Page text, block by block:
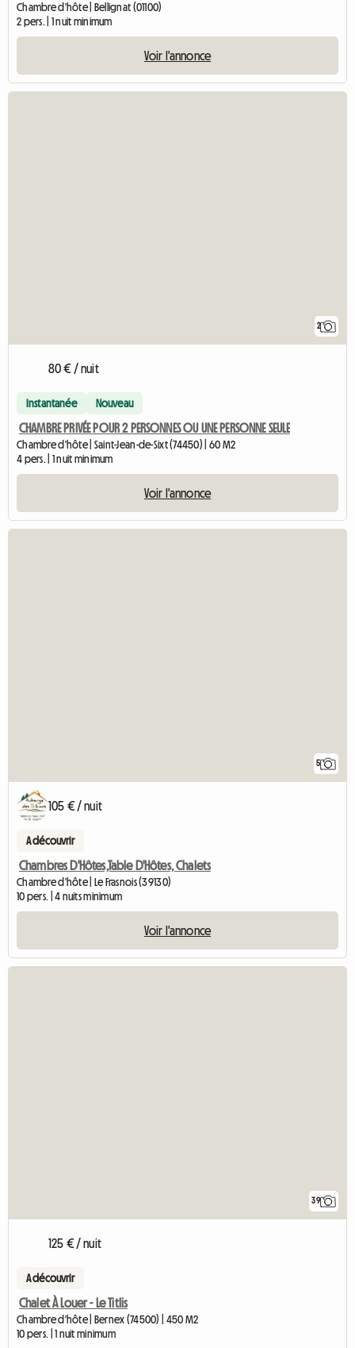
Chambre d'hôte | Bellignat (01100)
2 pers. | 1 nuit minimum
Voir l'annonce
2
80 € / nuit
Instantanée Nouveau
CHAMBRE PRIVÉE POUR 2 PERSONNES OU UNE PERSONNE SEULE
Chambre d'hôte | Saint-Jean-de-Sixt (74450) | 60 M2
4 pers. | 1 nuit minimum
Voir l'annonce
5
105 € / nuit
A découvrir
Chambres D'Hôtes,Table D'Hôtes, Chalets
Chambre d'hôte | Le Frasnois (39130)
10 pers. | 4 nuits minimum
Voir l'annonce
39
125 € / nuit
A découvrir
Chalet À Louer - Le Titlis
Chambre d'hôte | Bernex (74500) | 450 M2
10 pers. | 1 nuit minimum